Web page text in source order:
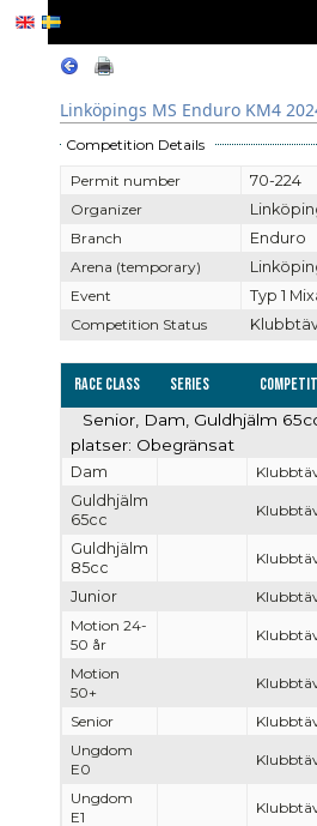
Linköpings MS Enduro KM4
Competition Details
Permit number
70-224
Organizer
Branch
Enduro
Arena (temporary)
Event
Typ 1
Competition Status
Race Class Series
Senior, Dam, Guldhjälm
platser: Obegränsat
Dam
Guldhjälm
65cc
Guldhjälm
85cc
Junior
Motion 24-
50 år
Motion
50+
Senior
Ungdom
E0
Ungdom
E1